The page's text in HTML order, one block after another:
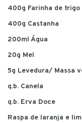
400g Farinha de
400g Castanha
200ml Água
20g Mel
5g Levedura/ Massa
q.b. Canela
q.b. Erva Doce
Raspa de laranja e